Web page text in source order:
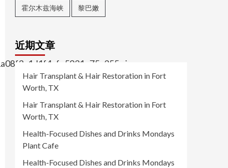
霍尔木兹海峡 黎巴嫩
近期文章
Hair Transplant & Hair Restoration in Fort
Worth, TX
Hair Transplant & Hair Restoration in Fort
Worth, TX
Health-Focused Dishes and Drinks Mondays
Plant Cafe
Health-Focused Dishes and Drinks Mondays